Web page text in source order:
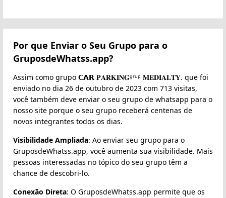
Por que Enviar o Seu Grupo para o
GruposdeWhatss.app?
Assim como grupo 𝗖𝗔𝗥 𝐏𝐀𝐑𝐊𝐈𝐍𝐆ᵍʳᵘᵖ 𝐌𝐄𝐃𝐈𝐀𝐋𝐓𝐘. que foi
enviado no dia 26 de outubro de 2023 com 713 visitas,
você também deve enviar o seu grupo de whatsapp para o
nosso site porque o seu grupo receberá centenas de
novos integrantes todos os dias.
Visibilidade Ampliada: Ao enviar seu grupo para o
GruposdeWhatss.app, você aumenta sua visibilidade. Mais
pessoas interessadas no tópico do seu grupo têm a
chance de descobri-lo.
Conexão Direta: O GruposdeWhatss.app permite que os